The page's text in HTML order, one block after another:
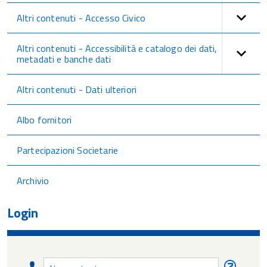
Altri contenuti - Accesso Civico
Altri contenuti - Accessibilità e catalogo dei dati,
metadati e banche dati
Altri contenuti - Dati ulteriori
Albo fornitori
Partecipazioni Societarie
Archivio
Login
Nome